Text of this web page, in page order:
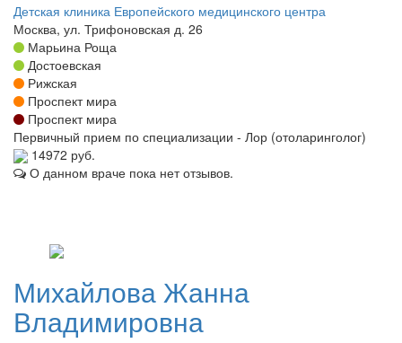
Детская клиника Европейского медицинского центра
Москва, ул. Трифоновская д. 26
Марьина Роща
Достоевская
Рижская
Проспект мира
Проспект мира
Первичный прием по специализации - Лор (отоларинголог)
14972 руб.
О данном враче пока нет отзывов.
Михайлова Жанна
Владимировна